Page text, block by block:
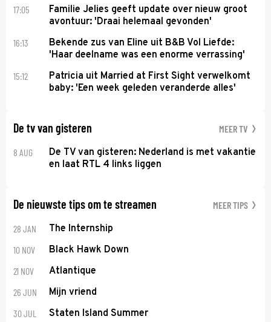
17:05
Familie Jelies geeft update over nieuw groot
avontuur: 'Draai helemaal gevonden'
16:13
Bekende zus van Eline uit B&B Vol Liefde:
'Haar deelname was een enorme verrassing'
15:12
Patricia uit Married at First Sight verwelkomt
baby: 'Een week geleden veranderde alles'
De tv van gisteren MEER TV
8 AUG
De TV van gisteren: Nederland is met vakantie
en laat RTL 4 links liggen
De nieuwste tips om te streamen MEER TIPS
28 JAN The Internship
10 NOV Black Hawk Down
21 NOV Atlantique
26 JUN Mijn vriend
30 JUL Staten Island Summer